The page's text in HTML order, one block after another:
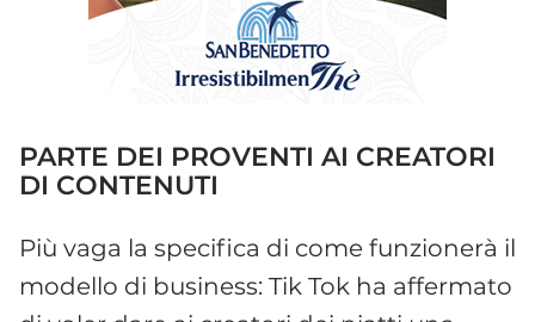
PARTE DEI PROVENTI AI CREATORI
DI CONTENUTI
Più vaga la specifica di come funzionerà il
modello di business: Tik Tok ha affermato